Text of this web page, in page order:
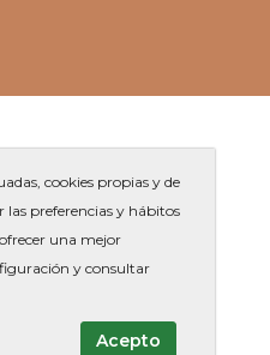
Balmes s/n
00
cookies propias y de
las preferencias y hábitos
una mejor
y consultar
Acepto